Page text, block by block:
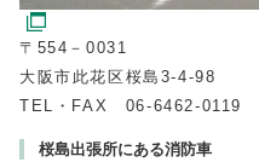
〒554－0031
大阪市此花区桜島3‐4‐98
TEL・FAX 06‐6462‐0119
桜島出張所にある消防車